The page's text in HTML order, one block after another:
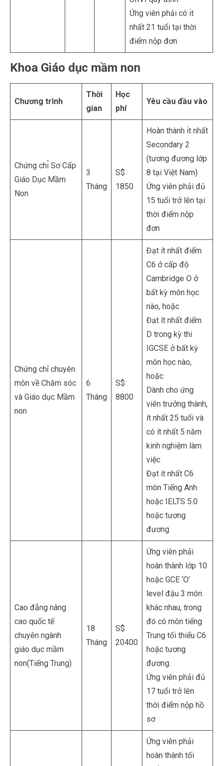
Ứng viên phải có ı́t
nhất 21 tuổi tại thời
điểm nộp đơn
Khoa Giáo dục mầm non
Chương trình
Thời
gian
Học
phí
Yêu cầu đầu vào
Chứng chı̉ Sơ Cấp
Giáo Dục Mầm
Non
3
Tháng
S$
1850
Hoàn thành ı́t nhất
Secondary 2
(tương đương lớp
8 tại Việt Nam)
Ứng viên phải đủ
15 tuổi trở lên tại
thời điểm nộp
đơn
Chứng chỉ chuyên
môn về Chăm sóc
và Giáo dục Mầm
non
6
Tháng
S$
8800
Đạt ít nhất điểm
C6 ở cấp độ
Cambridge O ở
bất kỳ môn học
nào, hoặc
Đạt ít nhất điểm
D trong kỳ thi
IGCSE ở bất kỳ
môn học nào,
hoặc
Dành cho ứng
viên trưởng thành,
ít nhất 25 tuổi và
có ít nhất 5 năm
kinh nghiệm làm
việc
Đạt ít nhất C6
môn Tiếng Anh
hoặc IELTS 5.0
hoặc tương
đương
Cao đẳng nâng
cao quốc tế
chuyên ngành
giáo dục mầm
non(Tiếng Trung)
18
Tháng
S$
20400
Ứng viên phải
hoàn thành lớp 10
hoặc GCE ‘O’
level đậu 3 môn
khác nhau, trong
đó có môn tiếng
Trung tối thiểu C6
hoặc tương
đương.
Ứng viên phải đủ
17 tuổi trở lên
thời điểm nộp hồ
sơ
Ứng viên phải
hoàn thành tối